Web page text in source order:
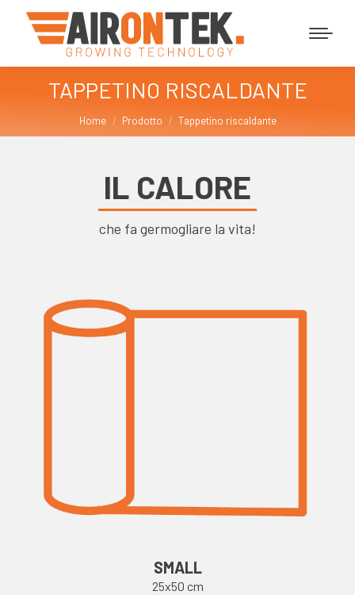
TAPPETINO RISCALDANTE
Tu sei qui:
Home Prodotto Tappetino riscaldante
IL CALORE
che fa germogliare la vita!
SMALL
25x50 cm